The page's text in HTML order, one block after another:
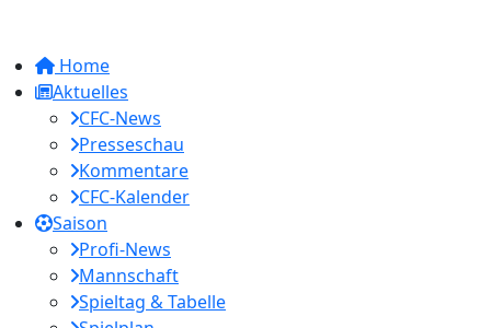
Home
Aktuelles
CFC-News
Presseschau
Kommentare
CFC-Kalender
Saison
Profi-News
Mannschaft
Spieltag & Tabelle